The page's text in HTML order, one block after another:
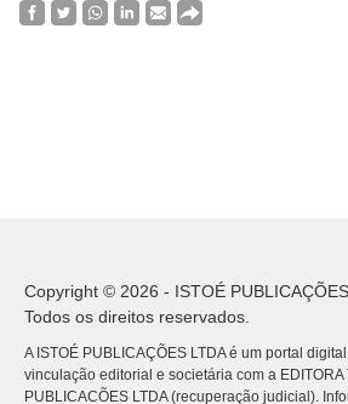
Copyright © 2026 - ISTOÉ
Todos os direitos reservados.
A ISTOÉ PUBLICAÇÕES LTDA é um portal
vinculação editorial e societária com a EDITORA
PUBLICACÕES LTDA (recuperação judicial).